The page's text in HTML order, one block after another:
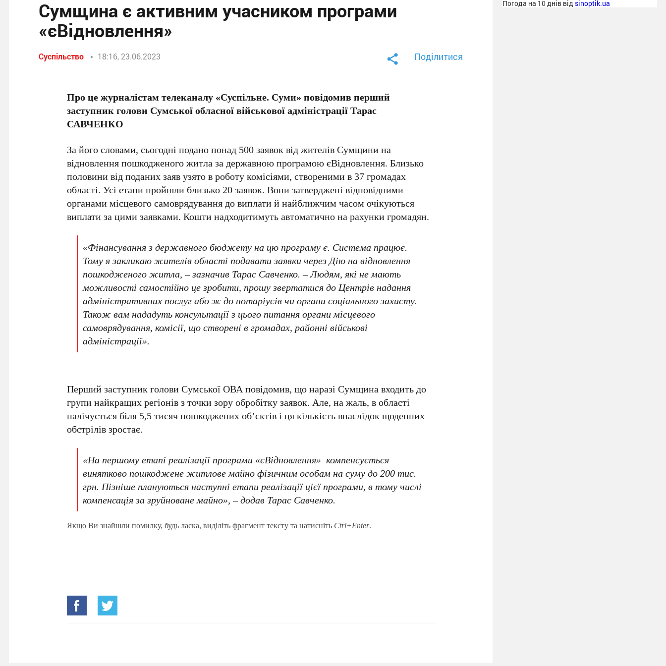
Сумщина є активним учасником програми
«єВідновлення»
Суспільство 18:16, 23.06.2023 Поділитися
Про це журналістам телеканалу «Суспільне. Суми» повідомив перший
заступник голови Сумської обласної військової адміністрації Тарас
САВЧЕНКО
За його словами, сьогодні подано понад 500 заявок від жителів Сумщини на
відновлення пошкодженого житла за державною програмою єВідновлення. Близько
половини від поданих заяв узято в роботу комісіями, створеними в 37 громадах
області. Усі етапи пройшли близько 20 заявок. Вони затверджені відповідними
органами місцевого самоврядування до виплати й найближчим часом очікуються
виплати за цими заявками. Кошти надходитимуть автоматично на рахунки громадян.
«Фінансування з державного бюджету на цю програму є. Система працює.
Тому я закликаю жителів області подавати заявки через Дію на відновлення
пошкодженого житла, – зазначив Тарас Савченко. – Людям, які не мають
можливості самостійно це зробити, прошу звертатися до Центрів надання
адміністративних послуг або ж до нотаріусів чи органи соціального захисту.
Також вам нададуть консультації з цього питання органи місцевого
самоврядування, комісії, що створені в громадах, районні військові
адміністрації».
Перший заступник голови Сумської ОВА повідомив, що наразі Сумщина входить до
групи найкращих регіонів з точки зору обробітку заявок. Але, на жаль, в області
налічується біля 5,5 тисяч пошкоджених об’єктів і ця кількість внаслідок щоденних
обстрілів зростає.
«На першому етапі реалізації програми «єВідновлення» компенсується
винятково пошкоджене житлове майно фізичним особам на суму до 200 тис.
грн. Пізніше плануються наступні етапи реалізації цієї програми, в тому числі
компенсація за зруйноване майно», – додав Тарас Савченко.
Якщо Ви знайшли помилку, будь ласка, виділіть фрагмент тексту та натисніть Ctrl+Enter.
Погода на 10 днів від sinoptik.ua